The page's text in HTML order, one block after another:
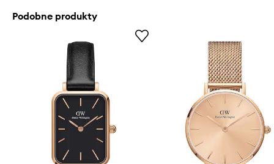
Podobne produkty